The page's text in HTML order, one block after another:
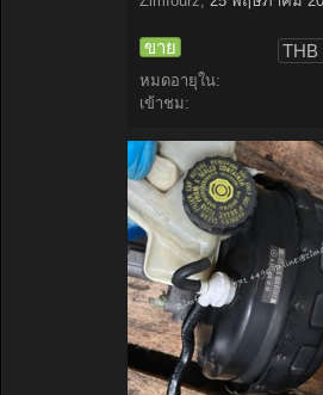
ขาย THB
หมดอายุใน:
เข้าชม: